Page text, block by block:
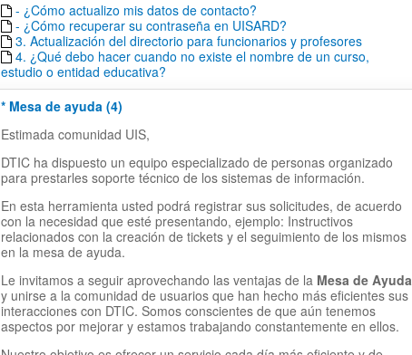
- ¿Cómo actualizo mis datos de contacto?
- ¿Cómo recuperar su contraseña en UISARD?
3. Actualización del directorio para funcionarios y profesores
4. ¿Qué debo hacer cuando no existe el nombre de un curso,
estudio o entidad educativa?
* Mesa de ayuda (4)
Estimada comunidad UIS,
DTIC ha dispuesto un equipo especializado de personas organizado
para prestarles soporte técnico de los sistemas de información.
En esta herramienta usted podrá registrar sus solicitudes, de acuerdo
con la necesidad que esté presentando, ejemplo: Instructivos
relacionados con la creación de tickets y el seguimiento de los mismos
en la mesa de ayuda.
Le invitamos a seguir aprovechando las ventajas de la Mesa de Ayuda
y unirse a la comunidad de usuarios que han hecho más eficientes sus
interacciones con DTIC. Somos conscientes de que aún tenemos
aspectos por mejorar y estamos trabajando constantemente en ellos.